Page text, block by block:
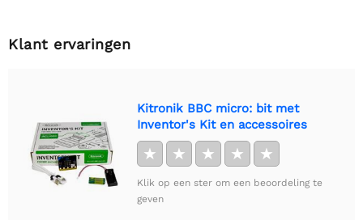
Klant ervaringen
Kitronik BBC micro: bit met
Inventor's Kit en accessoires
★ ★ ★ ★ ★
Klik op een ster om een beoordeling te
geven